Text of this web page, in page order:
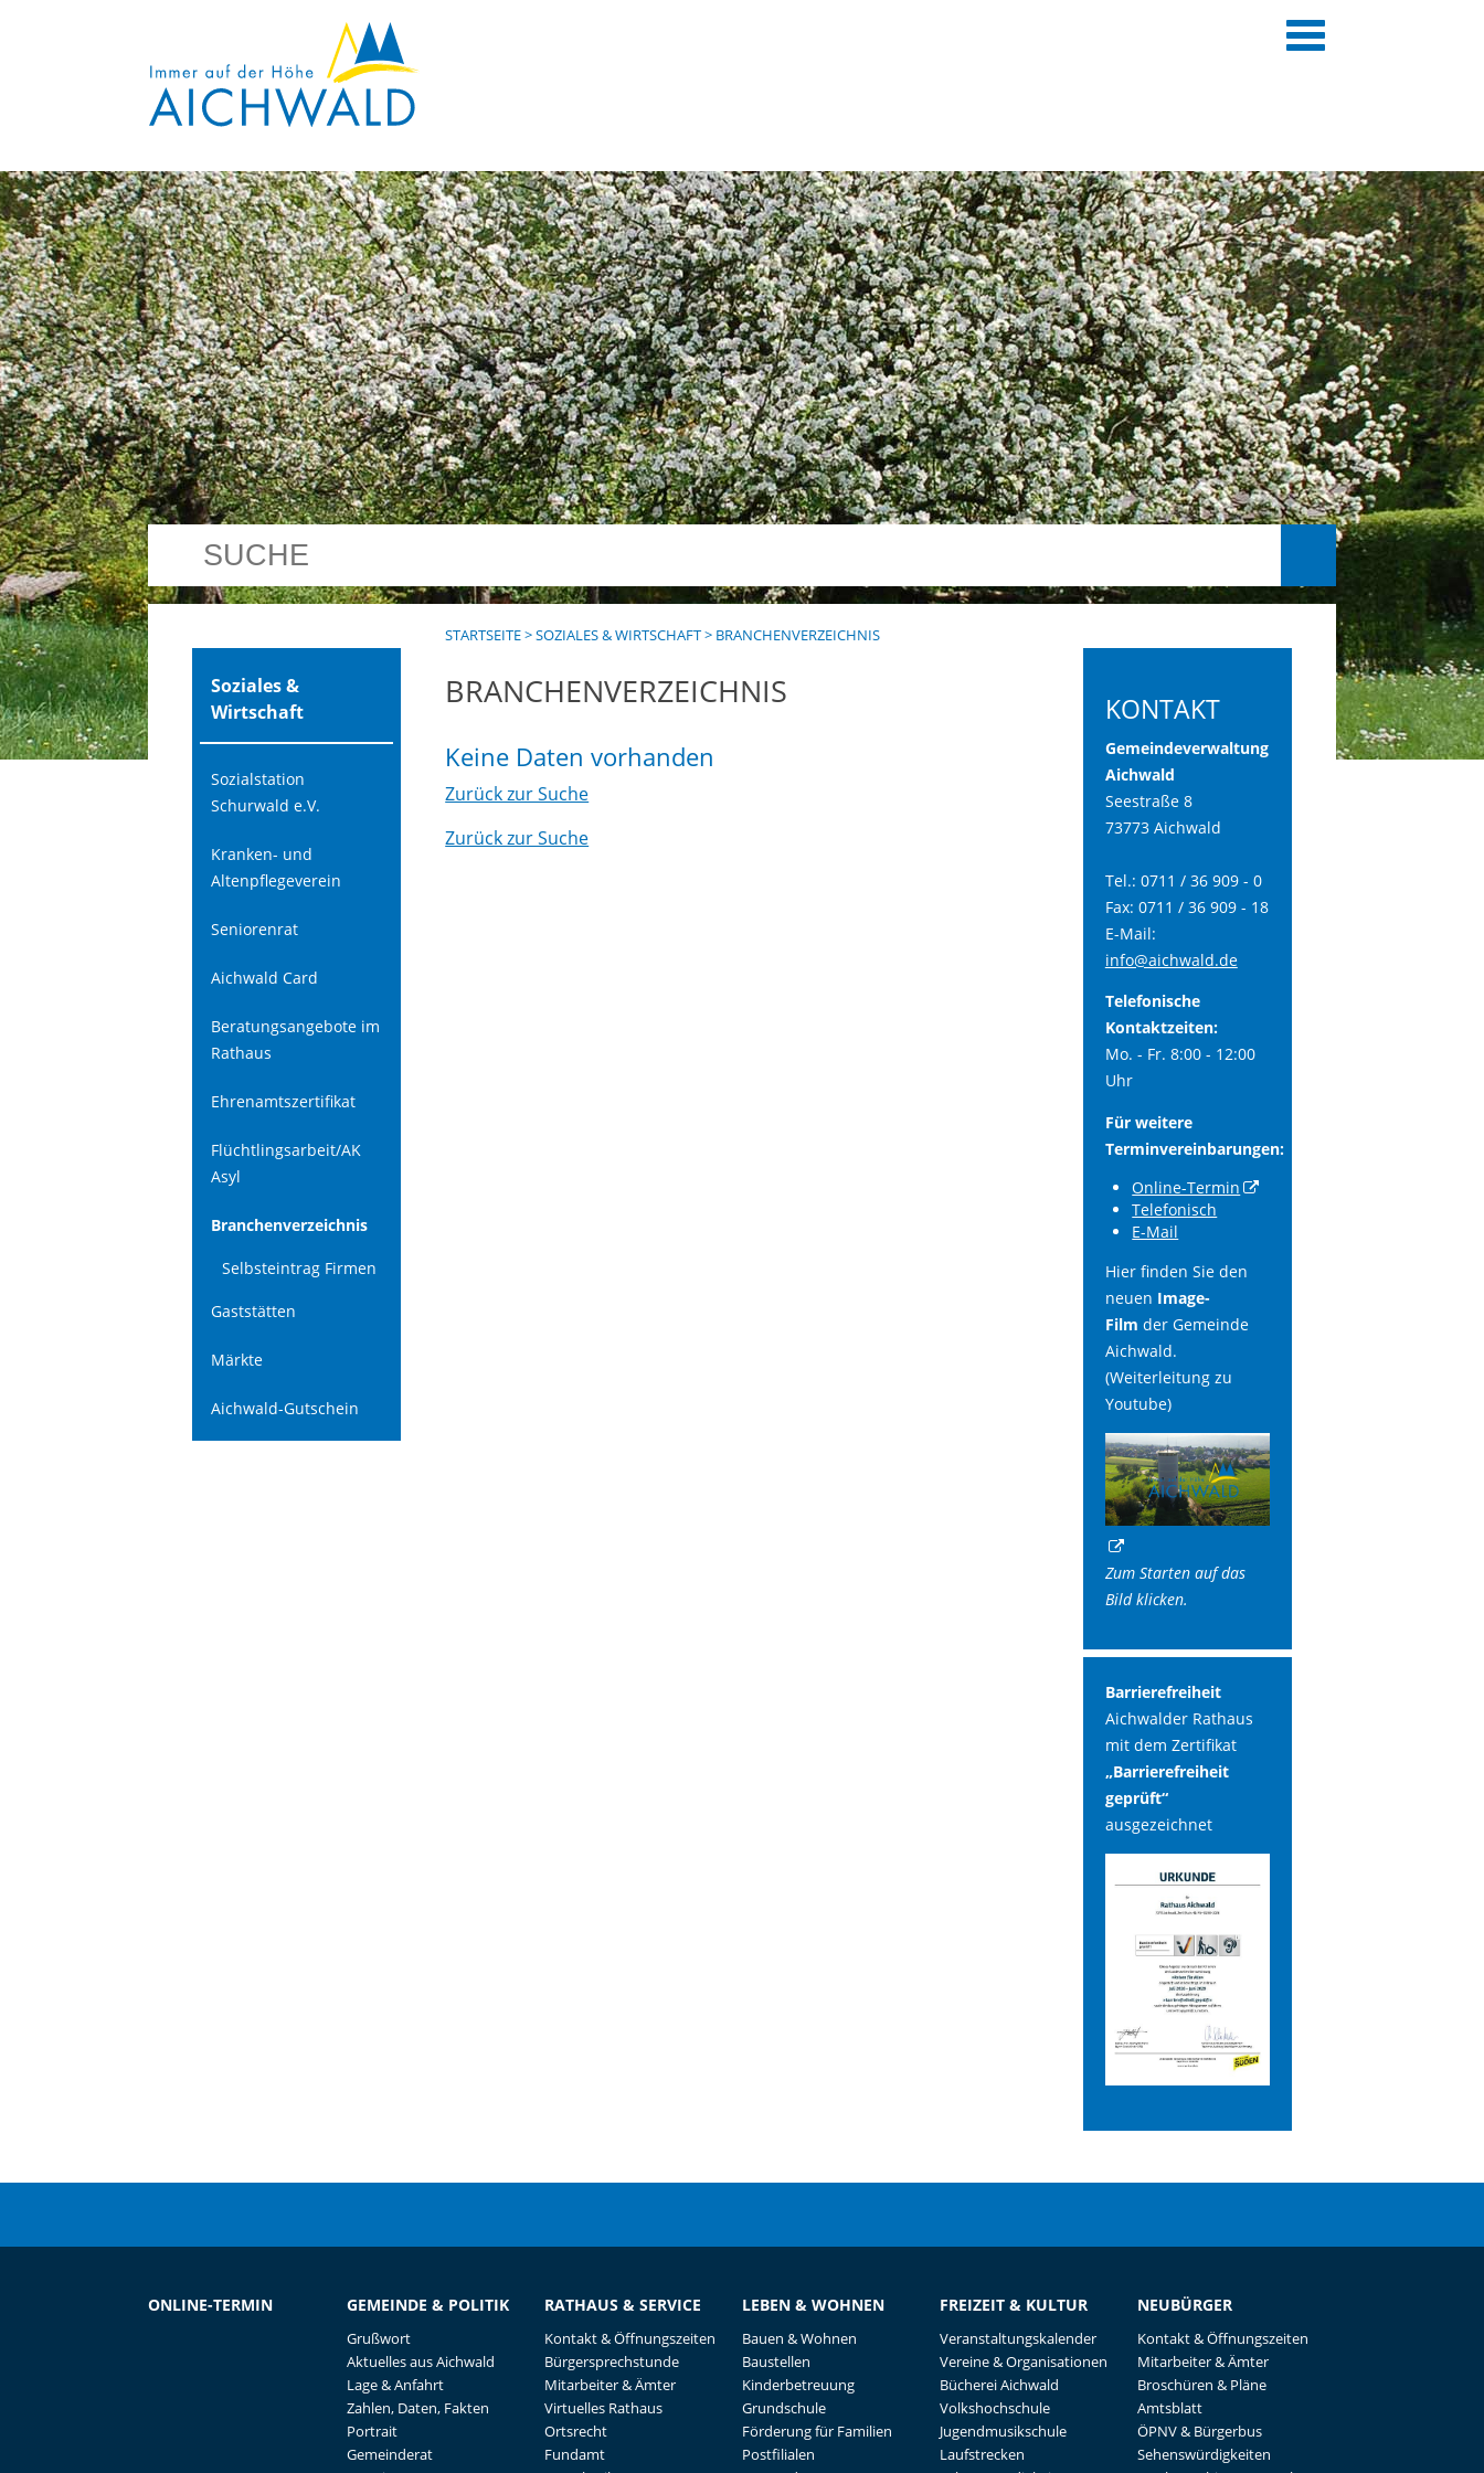
Soziales &
Wirtschaft
Sozialstation
Schurwald e.V.
Kranken- und
Altenpflegeverein
Seniorenrat
Aichwald Card
Beratungsangebote im
Rathaus
Ehrenamtszertifikat
Flüchtlingsarbeit/AK
Asyl
Branchenverzeichnis
Selbsteintrag Firmen
Gaststätten
Märkte
Aichwald-Gutschein
STARTSEITE>SOZIALES & WIRTSCHAFT> BRANCHENVERZEICHNIS
BRANCHENVERZEICHNIS
Keine Daten vorhanden
Zurück zur Suche
Zurück zur Suche
KONTAKT
Gemeindeverwaltung
Aichwald
Seestraße 8
73773 Aichwald
Tel.: 0711 / 36 909 - 0
Fax: 0711 / 36 909 - 18
E-Mail:
info@aichwald.de
Telefonische
Kontaktzeiten:
Mo. - Fr. 8:00 - 12:00
Uhr
Für weitere
Terminvereinbarungen:
Online-Termin
Telefonisch
E-Mail
Hier finden Sie den
neuen Image-
Film der Gemeinde
Aichwald.
(Weiterleitung zu
Youtube)
Zum Starten auf das
Bild klicken.
Barrierefreiheit
Aichwalder Rathaus
mit dem Zertifikat
„Barrierefreiheit
geprüft“
ausgezeichnet
ONLINE-TERMIN GEMEINDE & POLITIK
Grußwort
Aktuelles aus Aichwald
Lage & Anfahrt
Zahlen, Daten, Fakten
Portrait
Gemeinderat
RATHAUS & SERVICE
Kontakt & Öffnungszeiten
Bürgersprechstunde
Mitarbeiter & Ämter
Virtuelles Rathaus
Ortsrecht
Fundamt
LEBEN & WOHNEN
Bauen & Wohnen
Baustellen
Kinderbetreuung
Grundschule
Förderung für Familien
Postfilialen
FREIZEIT & KULTUR
Veranstaltungskalender
Vereine & Organisationen
Bücherei Aichwald
Volkshochschule
Jugendmusikschule
Laufstrecken
NEUBÜRGER
Kontakt & Öffnungszeiten
Mitarbeiter & Ämter
Broschüren & Pläne
Amtsblatt
ÖPNV & Bürgerbus
Sehenswürdigkeiten